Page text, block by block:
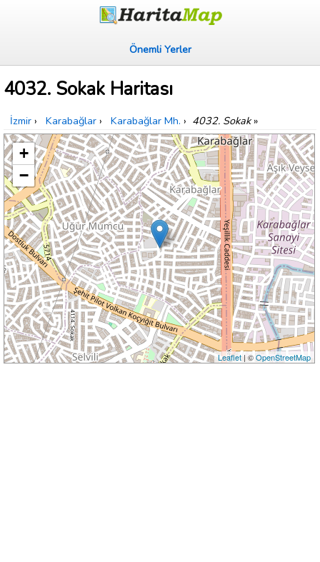
Önemli Yerler
4032. Sokak Haritası
İzmir › Karabağlar › Karabağlar Mh. › 4032. Sokak»
+
−
Leaflet| ©OpenStreetMap